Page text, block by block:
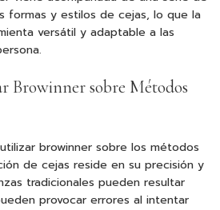
formas y estilos de cejas, lo que la
versátil y adaptable a las
Browinner sobre Métodos
browinner sobre los métodos
de cejas reside en su precisión y
tradicionales pueden resultar
provocar errores al intentar